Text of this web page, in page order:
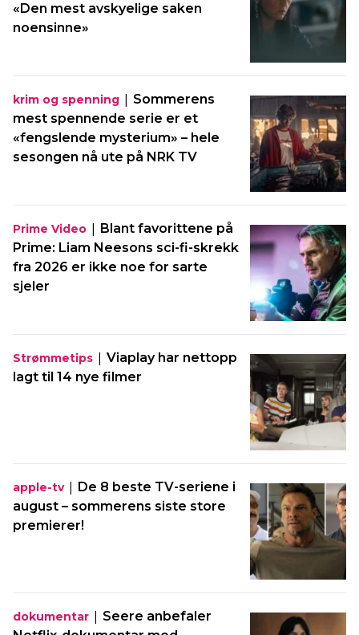
«Den mest avskyelige saken
noensinne»
krim og spenning | Sommerens
mest spennende serie er et
«fengslende mysterium» – hele
sesongen nå ute på NRK TV
Prime Video | Blant favorittene på
Prime: Liam Neesons sci-fi-skrekk
fra 2026 er ikke noe for sarte
sjeler
Strømmetips | Viaplay har nettopp
lagt til 14 nye filmer
apple-tv| De 8 beste TV-seriene i
august – sommerens siste store
premierer!
dokumentar | Seere anbefaler